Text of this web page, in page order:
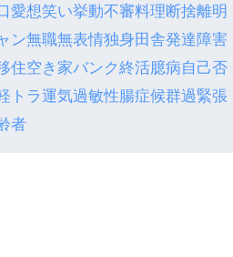
愛想笑い挙動不審料理断捨離明
ン無職無表情独身田舎発達障害
住空き家バンク終活臆病自己否
トラ運気過敏性腸症候群過緊張
者